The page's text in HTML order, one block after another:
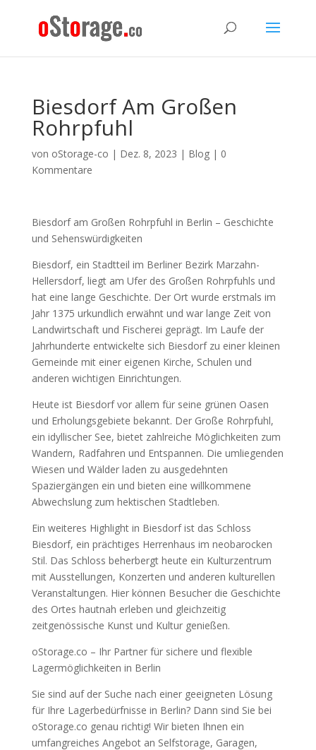
Biesdorf Am Großen
Rohrpfuhl
von oStorage-co | Dez. 8, 2023 | Blog| 0
Kommentare
Biesdorf am Großen Rohrpfuhl in Berlin – Geschichte
und Sehenswürdigkeiten
Biesdorf, ein Stadtteil im Berliner Bezirk Marzahn-
Hellersdorf, liegt am Ufer des Großen Rohrpfuhls und
hat eine lange Geschichte. Der Ort wurde erstmals im
Jahr 1375 urkundlich erwähnt und war lange Zeit von
Landwirtschaft und Fischerei geprägt. Im Laufe der
Jahrhunderte entwickelte sich Biesdorf zu einer kleinen
Gemeinde mit einer eigenen Kirche, Schulen und
anderen wichtigen Einrichtungen.
Heute ist Biesdorf vor allem für seine grünen Oasen
und Erholungsgebiete bekannt. Der Große Rohrpfuhl,
ein idyllischer See, bietet zahlreiche Möglichkeiten zum
Wandern, Radfahren und Entspannen. Die umliegenden
Wiesen und Wälder laden zu ausgedehnten
Spaziergängen ein und bieten eine willkommene
Abwechslung zum hektischen Stadtleben.
Ein weiteres Highlight in Biesdorf ist das Schloss
Biesdorf, ein prächtiges Herrenhaus im neobarocken
Stil. Das Schloss beherbergt heute ein Kulturzentrum
mit Ausstellungen, Konzerten und anderen kulturellen
Veranstaltungen. Hier können Besucher die Geschichte
des Ortes hautnah erleben und gleichzeitig
zeitgenössische Kunst und Kultur genießen.
oStorage.co – Ihr Partner für sichere und flexible
Lagermöglichkeiten in Berlin
Sie sind auf der Suche nach einer geeigneten Lösung
für Ihre Lagerbedürfnisse in Berlin? Dann sind Sie bei
oStorage.co genau richtig! Wir bieten Ihnen ein
umfangreiches Angebot an Selfstorage, Garagen,